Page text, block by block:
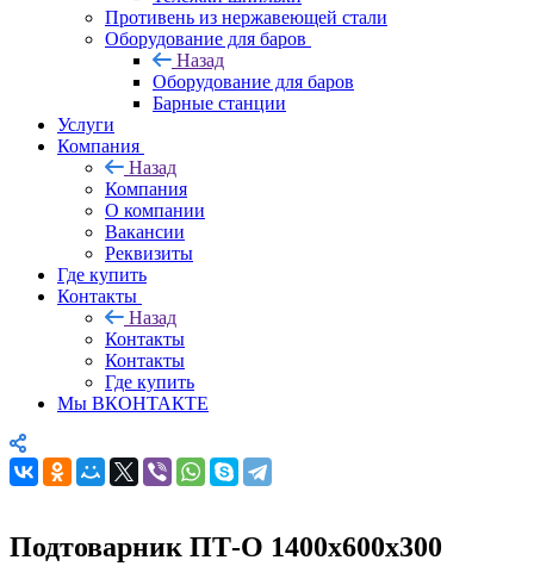
Противень из нержавеющей стали
Оборудование для баров
Назад
Оборудование для баров
Барные станции
Услуги
Компания
Назад
Компания
О компании
Вакансии
Реквизиты
Где купить
Контакты
Назад
Контакты
Контакты
Где купить
Мы ВКОНТАКТЕ
Подтоварник ПТ-О 1400х600х300